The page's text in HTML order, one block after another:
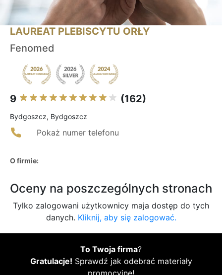
LAUREAT PLEBISCYTU ORŁY
Fenomed
9 (162)
Bydgoszcz, Bydgoszcz
Pokaż numer telefonu
O firmie:
Oceny na poszczególnych stronach
Tylko zalogowani użytkownicy maja dostęp do tych
danych. Kliknij, aby się zalogować.
To Twoja firma?
Gratulacje! Sprawdź jak odebrać materiały